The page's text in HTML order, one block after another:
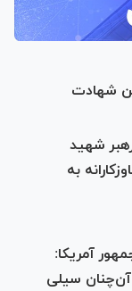
شهادت
شهید
به
آمریکا:
سیلی